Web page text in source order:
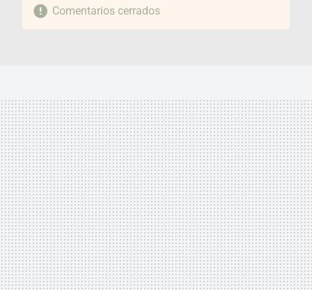
Comentarios cerrados